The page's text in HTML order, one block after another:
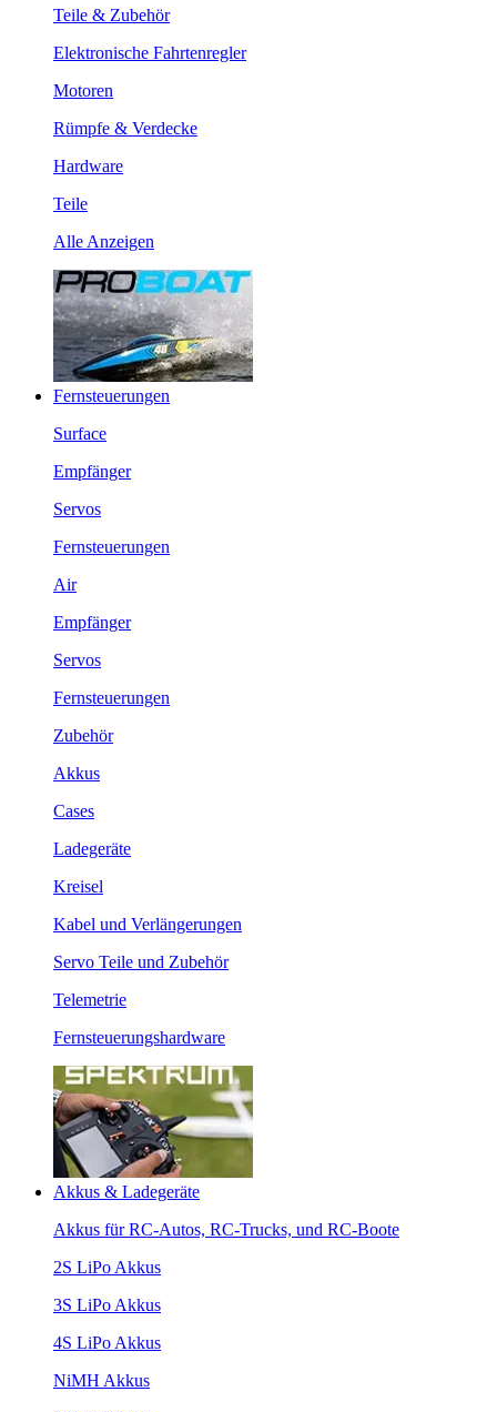
Teile & Zubehör
Elektronische Fahrtenregler
Motoren
Rümpfe & Verdecke
Hardware
Teile
Alle Anzeigen
Fernsteuerungen
Surface
Empfänger
Servos
Fernsteuerungen
Air
Empfänger
Servos
Fernsteuerungen
Zubehör
Akkus
Cases
Ladegeräte
Kreisel
Kabel und Verlängerungen
Servo Teile und Zubehör
Telemetrie
Fernsteuerungshardware
Akkus & Ladegeräte
Akkus für RC-Autos, RC-Trucks, und RC-Boote
2S LiPo Akkus
3S LiPo Akkus
4S LiPo Akkus
NiMH Akkus